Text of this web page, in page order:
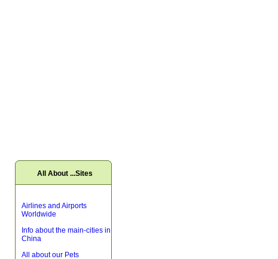
All About ...Sites
Airlines and Airports
Worldwide
Info about the main-cities in
China
All about our Pets